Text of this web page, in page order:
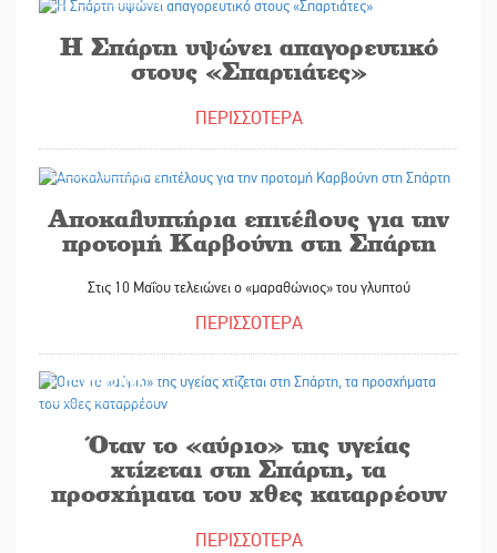
Η Σπάρτη υψώνει απαγορευτικό
στους «Σπαρτιάτες»
ΠΕΡΙΣΣΟΤΕΡΑ
Αποκαλυπτήρια επιτέλους για την
προτομή Καρβούνη στη Σπάρτη
Στις 10 Μαΐου τελειώνει ο «μαραθώνιος» του γλυπτού
ΠΕΡΙΣΣΟΤΕΡΑ
05/05/2026
Όταν το «αύριο» της υγείας
χτίζεται στη Σπάρτη, τα
προσχήματα του χθες καταρρέουν
ΠΕΡΙΣΣΟΤΕΡΑ